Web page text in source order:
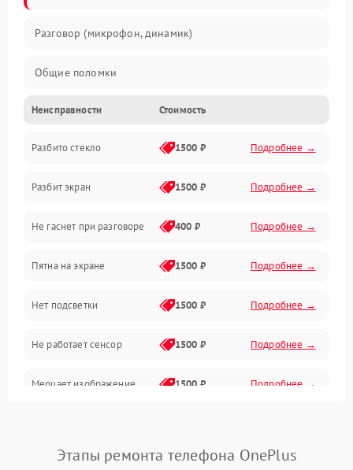
Разговор (микрофон, динамик)
Общие поломки
Проблемы связи
Камеры
Проблемы с дисплеем и сенсором
Зарядка
Проблемы с питанием, зарядкой и аккумулятором
Проблемы с работой системы, корпусом и другие
Неисправности Стоимость
Разбито стекло 1500 ₽ Подробнее →
Разбит экран 1500 ₽ Подробнее →
Не гаснет при разговоре 400 ₽ Подробнее →
Пятна на экране 1500 ₽ Подробнее →
Нет подсветки 1500 ₽ Подробнее →
Не работает сенсор 1500 ₽ Подробнее →
Мерцает изображение 1500 ₽ Подробнее →
Не работает Face ID 4000 ₽ Подробнее →
Этапы ремонта телефона OnePlus